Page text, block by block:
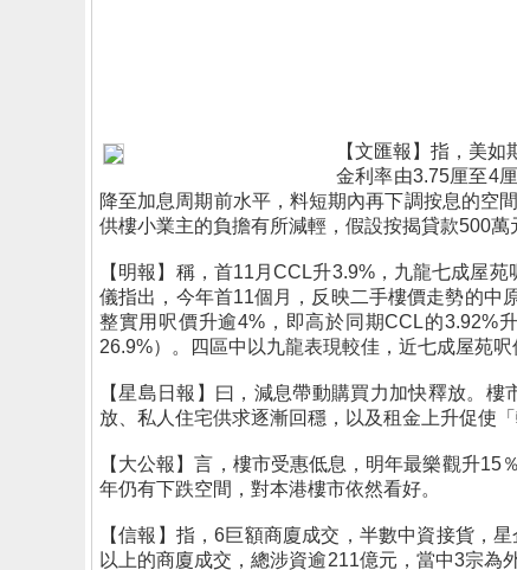
【文匯報】指，美
金利率由3.75厘至4
降至加息周期前水平，料短期內再下調按息的空
供樓小業主的負擔有所減輕，假設按揭貸款500
【明報】稱，首11月CCL升3.9%，九龍七成屋
儀指出，今年首11個月，反映二手樓價走勢的中
整實用呎價升逾4%，即高於同期CCL的3.92%
26.9%）。四區中以九龍表現較佳，近七成屋苑呎
【星島日報】曰，減息帶動購買力加快釋放。
放、私人住宅供求逐漸回穩，以及租金上升促使
【大公報】言，樓市受惠低息，明年最樂觀升
年仍有下跌空間，對本港樓市依然看好。
【信報】指，6巨額商廈成交，半數中資接貨，
以上的商廈成交，總涉資逾211億元，當中3宗